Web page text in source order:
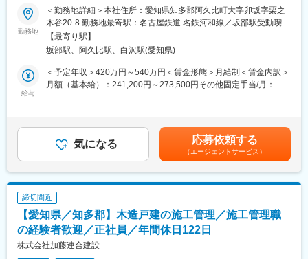
茨城県トップクラスの実績と自社分譲地800区画を有し、土地か
ら住宅まで一気通貫で対応できるため、幅広い案件に携われ現場
管理のプロとして成長できる環境です。
OJTや先輩監督によるサポートで、経験者もスムーズに業務に馴
染めます。資格取得支援や研修も充実しています。
レッシュ休暇5日、各種社会保険・育児短時間勤務制度あり。ワー
クライフバランスを重視しています。
現場監督から主任・所長・管理職や他部門へのジョブローテーシ
ョンも可能。多様なキャリア形成を支援します。
■企業の特徴/魅力
地域密着で信頼と実績を積み重ね、今後も新展示場をオープン予
定。チームで支え合いながら高品質な住宅づくりに取り組めま
たい方、地域密着で腰を据えて働きたい方に最適な環境です。
■ 具体的な業務内容
（1）協力会社の手配および職人への指示出し
（2）建築資材の発注・納品管理
（3）施工スケジュールの作成・調整
（4）現場の進捗管理、安全管理、品質チェック
地元で腰を据えて働きたい方にとって働きやすい環境です。
きます。ITツールを積極的に導入しており、紙や電話中心だった
管理業務も効率化されています。早い方で3か月程度で1棟を主担
当としてお任せするケースもあります。
■ 配属部署について
勤務地
＜勤務地詳細＞本社住所：愛知県知多郡阿久比町大字卯坂字栗之
木谷20-8 勤務地最寄駅：名古屋鉄道 名鉄河和線／坂部駅受動喫煙
対策：屋内全面禁煙変更の範囲：会社の定める事業所
【最寄り駅】
坂部駅、阿久比駅、白沢駅(愛知県)
給与
＜予定年収＞420万円～540万円＜賃金形態＞月給制＜賃金内訳＞
月額（基本給）：241,200円～273,500円その他固定手当/月：
手当＞有＜給与補足＞■その他固定手当・資格手当（二級建築施工
管理技士：5,000円）■月給＋下記手当などを支給・役付手当（主
任：15,000円～）・資格手当（二級建築施工管理技士以外の資格
が対象）・賞与（年2回）賃金はあくまでも目安の金額であり、選
考を通じて上下する可能性があります。月給(月額)は固定手当を含
めた表記です。
気になる 応募依頼する
（エージェントサービス）
締切間近
【愛知県／知多郡】木造戸建の施工管理／施工管理職
の経験者歓迎／正社員／年間休日122日
株式会社加藤連合建設